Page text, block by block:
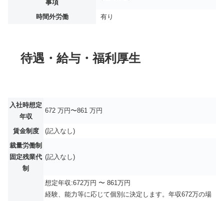
事項
時間外労働 有り
待遇・給与・福利厚生
入社時想定
年収
672 万円〜861 万円
賃金制度
(記入なし)
裁量労働制
固定残業代
制
(記入なし)
想定年収:672万円 〜 861万円
経験、能力等に応じて個別に決定します。年収672万の場